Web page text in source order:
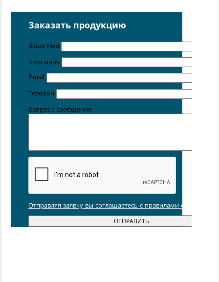
расположенных вСанкт-Петербурге
Цена от 5 руб. / кг
Заказать продукцию
Ваше имя
Компания
Email
Телефон
Запрос / сообщение
Отправляя заявку вы соглашаетесь с правилами обработки